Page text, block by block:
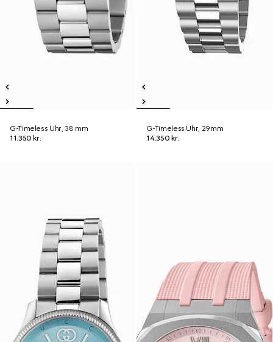
G-Timeless Uhr, 38 mm
11.350 kr.
G-Timeless Uhr, 29mm
14.350 kr.